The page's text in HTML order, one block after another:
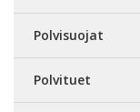
Polvisuojat
Polvituet